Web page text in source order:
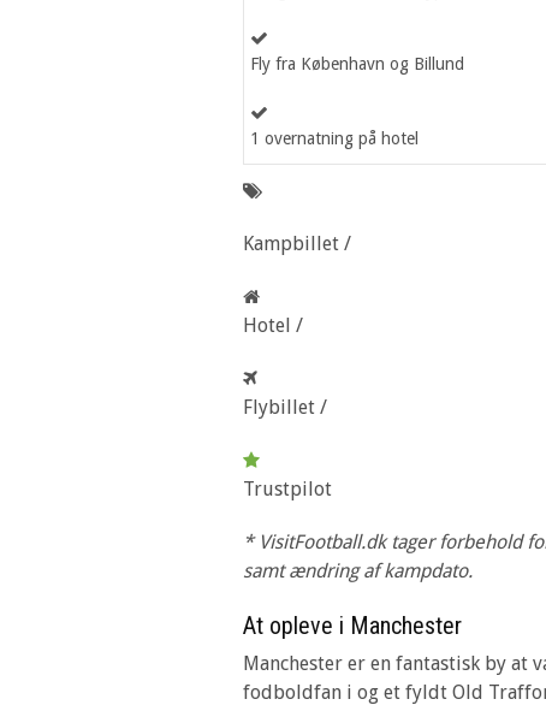
Fly fra København og Billund
1 overnatning på hotel
Kampbillet /
Hotel /
Flybillet /
Trustpilot
* VisitFootball.dk tager forbehold
samt ændring af kampdato.
At opleve i Manchester
Manchester er en fantastisk by at
fodboldfan i og et fyldt Old